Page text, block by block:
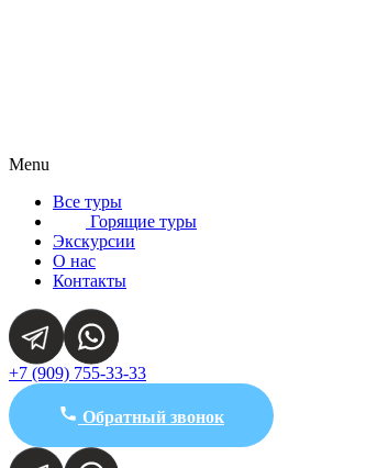
Menu
Все туры
Горящие туры
Экскурсии
О нас
Контакты
+7 (909) 755-33-33
Обратный звонок